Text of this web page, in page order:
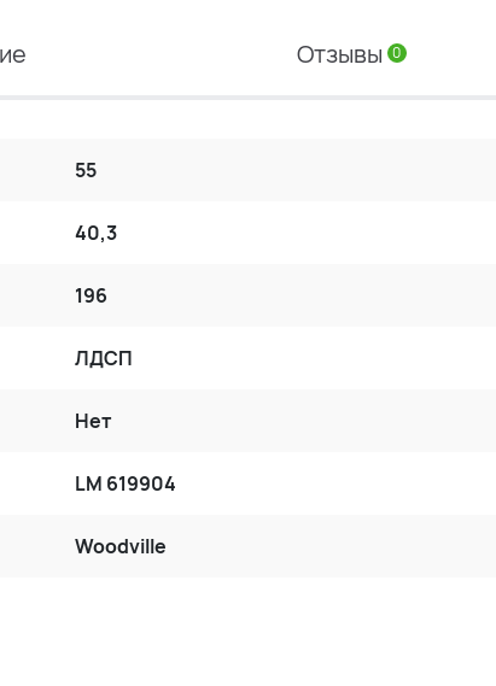
Отзывы 0
55
40,3
196
ЛДСП
Нет
LM 619904
Woodville